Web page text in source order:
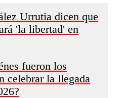
Urrutia dicen que
'la libertad' en
fueron los
celebrar la llegada